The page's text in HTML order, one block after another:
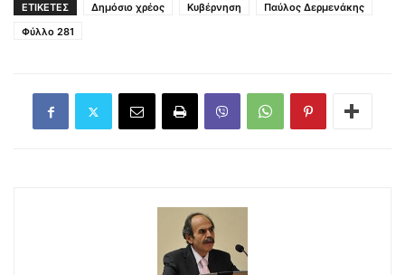
ΕΤΙΚΕΤΕΣ Δημόσιο χρέος Κυβέρνηση
Παύλος Δερμενάκης
Φύλλο 281